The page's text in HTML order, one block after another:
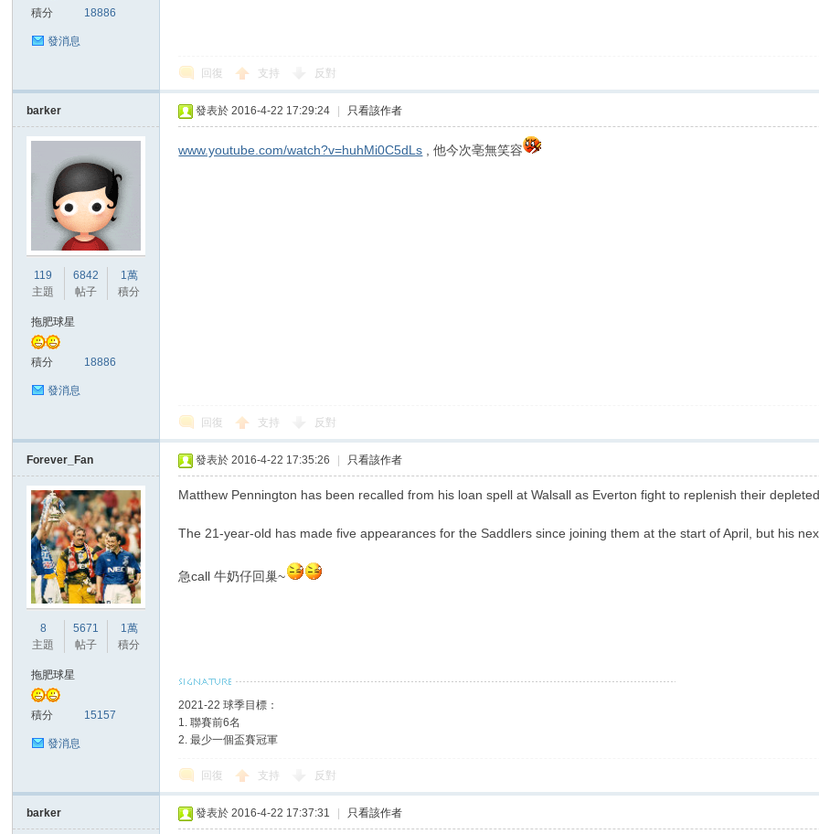
區
積分 18886
發消息
回復 支持 反對
barker
119
主題
6842
帖子
1萬
積分
拖肥球星
積分 18886
發消息
發表於 2016-4-22 17:29:24 只看該作者
www.youtube.com/watch?v=huhMi0C5dLs , 他今次亳無笑容
回復 支持 反對
Forever_Fan
8
主題
5671
帖子
1萬
積分
拖肥球星
積分 15157
發消息
發表於 2016-4-22 17:35:26 只看該作者
Matthew Pennington has been recalled from his loan spell at Walsall as Everton fight to replenish their
The 21-year-old has made five appearances for the Saddlers since joining them at the start of April, but his
急call 牛奶仔回巢~
2021-22 球季目標：
1. 聯賽前6名
2. 最少一個盃賽冠軍
回復 支持 反對
barker 發表於 2016-4-22 17:37:31 只看該作者